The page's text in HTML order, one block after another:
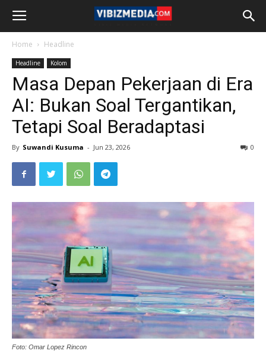
Home Headline
Headline Kolom
Masa Depan Pekerjaan di Era
AI: Bukan Soal Tergantikan,
Tetapi Soal Beradaptasi
By Suwandi Kusuma - Jun 23, 2026 0
Foto: Omar Lopez Rincon